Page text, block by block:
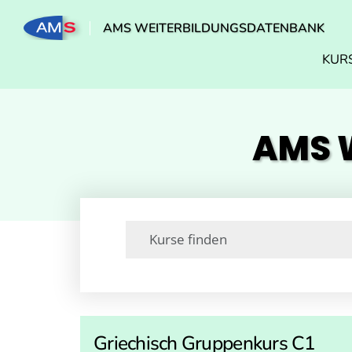
AMS WEITERBILDUNGSDATENBANK
AMS
Griechisch Gruppenkurs C1